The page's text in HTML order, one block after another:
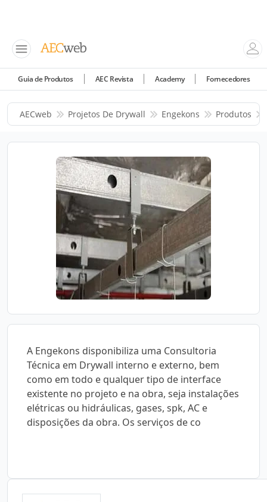
Guia de Produtos AEC Revista Academy Fornecedores
AECweb Projetos De Drywall Engekons Produtos
A Engekons disponibiliza uma Consultoria
Técnica em Drywall interno e externo, bem
como em todo e qualquer tipo de interface
existente no projeto e na obra, seja instalações
elétricas ou hidráulicas, gases, spk, AC e
disposições da obra. Os serviços de co